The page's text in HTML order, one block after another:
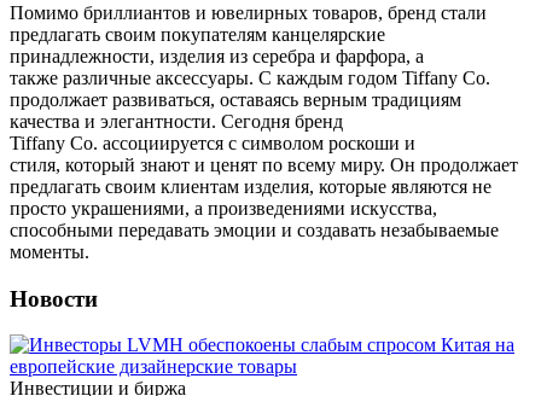
Помимо бриллиантов и ювелирных товаров, бренд стали
предлагать своим покупателям канцелярские
принадлежности, изделия из серебра и фарфора, а
также различные аксессуары. С каждым годом Tiffany Co.
продолжает развиваться, оставаясь верным традициям
качества и элегантности. Сегодня бренд
Tiffany Co. ассоциируется с символом роскоши и
стиля, который знают и ценят по всему миру. Он продолжает
предлагать своим клиентам изделия, которые являются не
просто украшениями, а произведениями искусства,
способными передавать эмоции и создавать незабываемые
моменты.
Новости
Инвестиции и биржа